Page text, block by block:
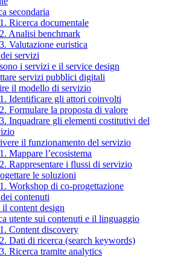
secondaria
Ricerca documentale
Analisi benchmark
Valutazione euristica
servizi
i servizi e il service design
servizi pubblici digitali
il modello di servizio
Identificare gli attori coinvolti
Formulare la proposta di valore
Inquadrare gli elementi costitutivi del
il funzionamento del servizio
Mappare l’ecosistema
Rappresentare i flussi di servizio
le soluzioni
Workshop di co-progettazione
contenuti
il content design
utente sui contenuti e il linguaggio
Content discovery
Dati di ricerca (search keywords)
Ricerca tramite analytics